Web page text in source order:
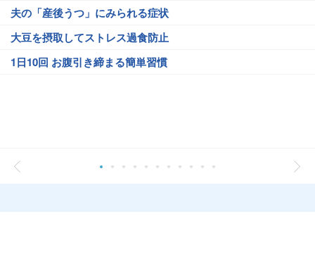
夫の「産後うつ」にみられる症状
大豆を摂取してストレス過食防止
1日10回 お腹引き締まる簡単習慣